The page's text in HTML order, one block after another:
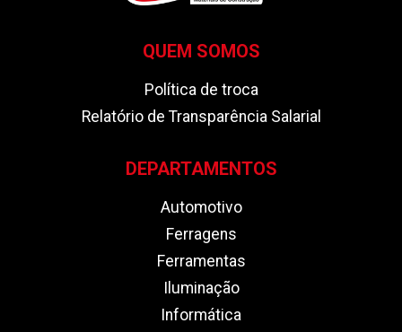
QUEM SOMOS
Política de troca
Relatório de Transparência Salarial
DEPARTAMENTOS
Automotivo
Ferragens
Ferramentas
Iluminação
Informática